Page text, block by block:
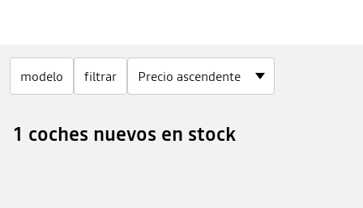
modelo filtrar
1 coches nuevos en stock